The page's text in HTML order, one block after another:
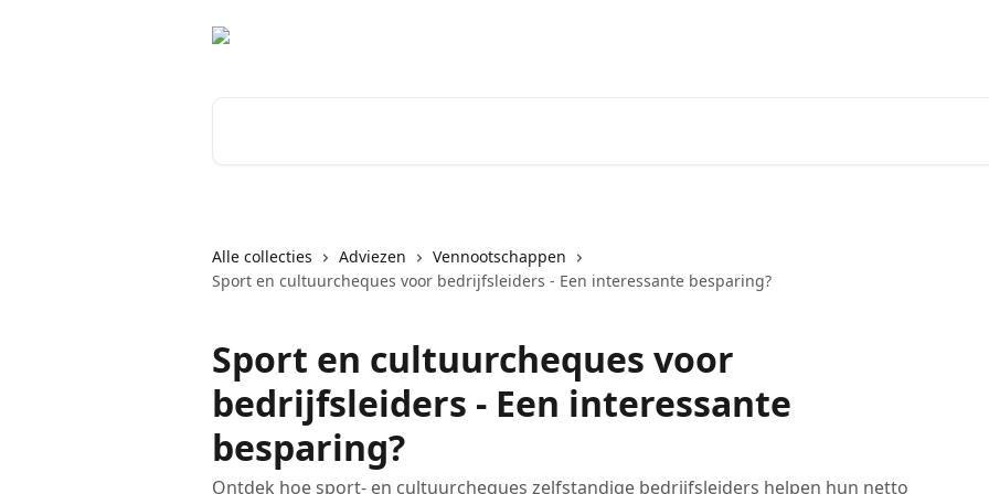
Alle collecties Adviezen
Vennootschappen
Sport en cultuurcheques voor bedrijfsleiders - Een interessante besparing?
Sport en cultuurcheques voor
bedrijfsleiders - Een interessante
besparing?
Ontdek hoe sport- en cultuurcheques zelfstandige bedrijfsleiders helpen hun netto